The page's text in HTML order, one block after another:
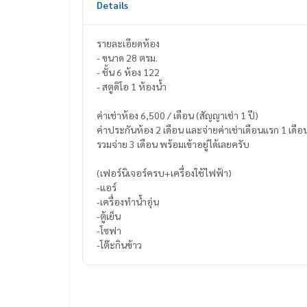
Details
รายละเอียดห้อง
- ขนาด 28 ตรม.
- ชั้น 6 ห้อง 122
- สตูดิโอ 1 ห้องน้ำ
ค่าเช่าห้อง 6,500 / เดือน (สัญญาเช่า 1 ปี)
ค่าประกันห้อง 2 เดือน และจ่ายค่าเช่าเดือนแรก 1 เดือ
รวมจ่าย 3 เดือน พร้อมเข้าอยู่ได้เลยครับ
(เฟอร์นิเจอร์ครบ+เครื่องใช้ไฟฟ้า)
-แอร์
-เครื่องทำน้ำอุ่น
-ตู้เย็น
-โซฟา
-โต๊ะกินข้าว